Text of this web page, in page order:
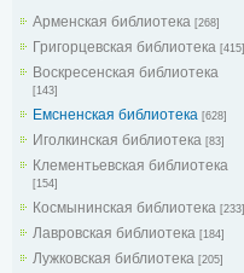
Арменская библиотека [268]
Григорцевская библиотека [415]
Воскресенская библиотека
[143]
Емсненская библиотека [628]
Иголкинская библиотека [83]
Клементьевская библиотека
[154]
Космынинская библиотека [233]
Лавровская библиотека [184]
Лужковская библиотека [205]